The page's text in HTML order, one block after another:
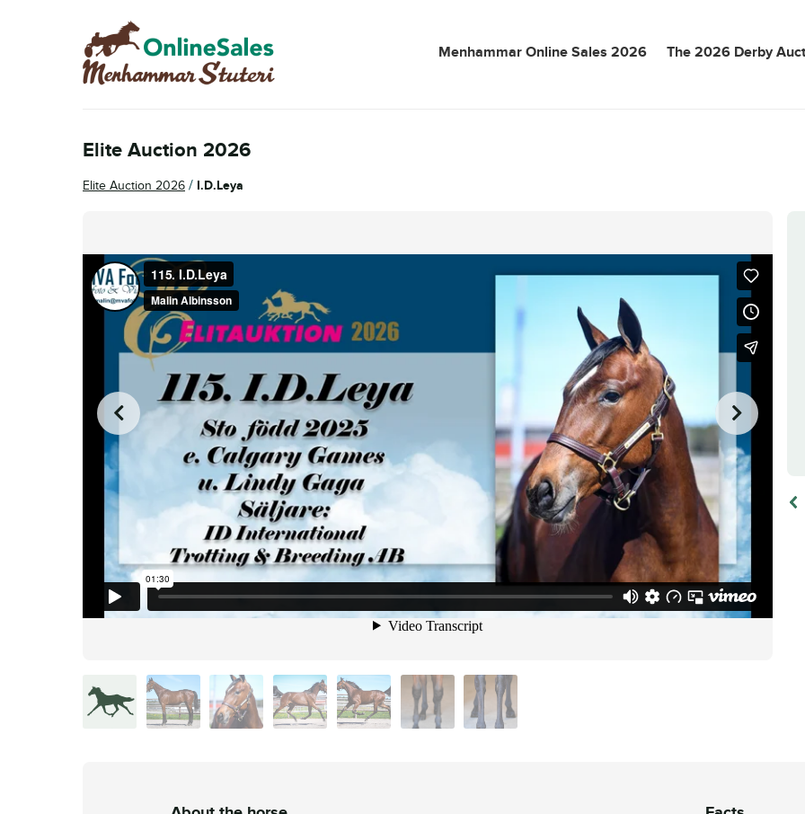
Skip
to
navigation
Skip
to
content
Menhammar Online Sales 2026 The 2026 Derby
Elite Auction 2026
Elite Auction 2026 / I.D.Leya